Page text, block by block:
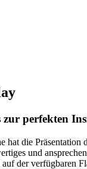
zur perfekten
hat die
und
der verfügbaren